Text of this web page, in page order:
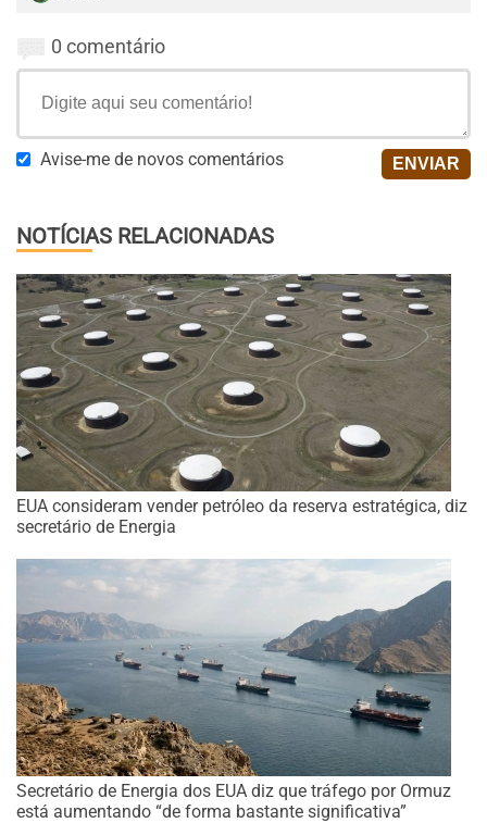
0 comentário
Avise-me de novos comentários
NOTÍCIAS RELACIONADAS
EUA consideram vender petróleo da reserva estratégica, diz
secretário de Energia
Secretário de Energia dos EUA diz que tráfego por Ormuz
está aumentando “de forma bastante significativa”